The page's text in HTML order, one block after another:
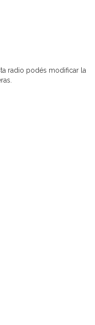
radio podés modificar la